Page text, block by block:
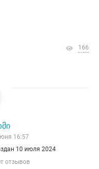
166
16:57
10 июля 2024
отзывов